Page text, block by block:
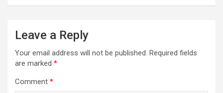
Leave a Reply
Your email address will not be published. Required fields
are marked *
Comment *